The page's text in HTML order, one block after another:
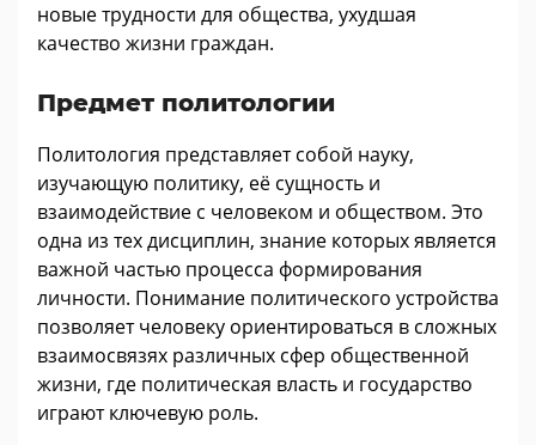
новые трудности для общества, ухудшая
качество жизни граждан.
Предмет политологии
Политология представляет собой науку,
изучающую политику, её сущность и
взаимодействие с человеком и обществом. Это
одна из тех дисциплин, знание которых является
важной частью процесса формирования
личности. Понимание политического устройства
позволяет человеку ориентироваться в сложных
взаимосвязях различных сфер общественной
жизни, где политическая власть и государство
играют ключевую роль.